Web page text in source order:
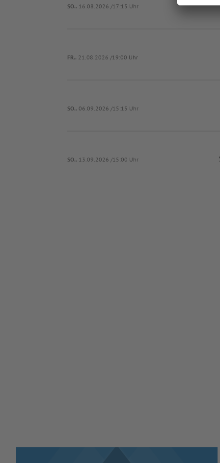
SO.. 16.08.2026 /17:15 Uhr
FR.. 21.08.2026 /19:00 Uhr
SO.. 06.09.2026 /15:15 Uhr
SO.. 13.09.2026 /15:00 Uhr